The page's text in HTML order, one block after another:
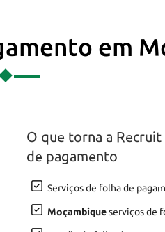
em
O que torna a
de pagamento
Serviços de folha de
Moçambiqueserviços de